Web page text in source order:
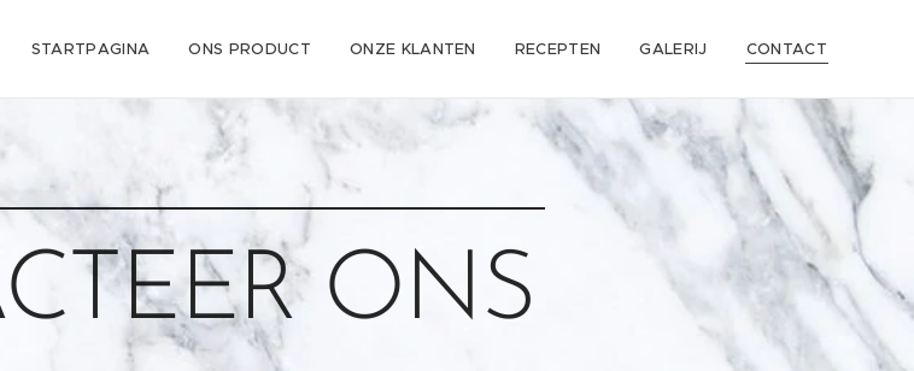
STARTPAGINA ONS PRODUCT ONZE KLANTEN RECEPTEN GALERIJ CONTACT
ONS